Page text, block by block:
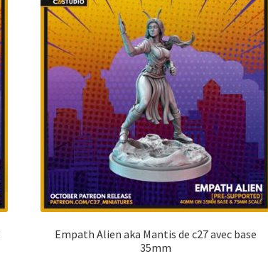
Empath Alien aka Mantis de c27 avec base
35mm